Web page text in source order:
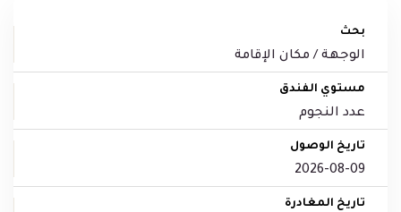
بحث
مستوي الفندق
عدد النجوم
تاريخ الوصول
تاريخ المغادرة